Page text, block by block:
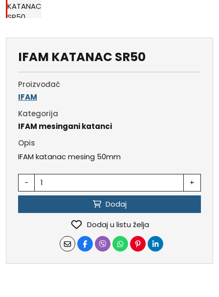
IFAM KATANAC SR50
Proizvođač
IFAM
Kategorija
IFAM mesingani katanci
Opis
IFAM katanac mesing 50mm
- +
Dodaj
Dodaj u listu želja